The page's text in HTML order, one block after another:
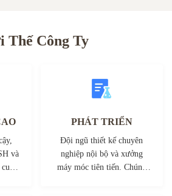
Thế Công Ty
và
PHÁT TRIỂN
Đội ngũ thiết kế chuyên
nghiệp nội bộ và xưởng
máy móc tiên tiến. Chúng